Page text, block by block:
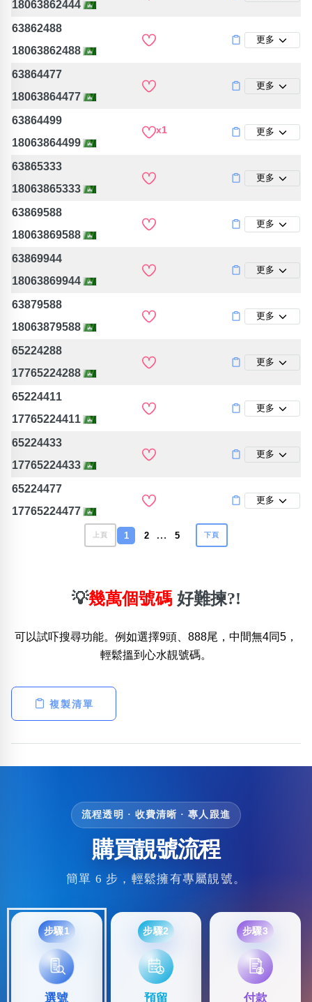
18063862444
63862488
18063862488
更多
63864477
18063864477
更多
63864499
18063864499
x1 更多
63865333
18063865333
更多
63869588
18063869588
更多
63869944
18063869944
更多
63879588
18063879588
更多
65224288
17765224288
更多
65224411
17765224411
更多
65224433
17765224433
更多
65224477
17765224477
更多
上頁 1 2 … 5 下頁
💡幾萬個號碼 好難揀?!
可以試吓搜尋功能。例如選擇9頭、888尾，中間無4同5，
輕鬆搵到心水靚號碼。
複製清單
流程透明 · 收費清晰 · 專人跟進
購買靚號流程
簡單 6 步，輕鬆擁有專屬靚號。
步驟1
選號
步驟2
預留
步驟3
付款